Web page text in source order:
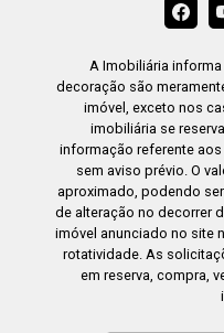
A Imobiliária
decoração são
imóvel, exceto nos
imobiliária se
informação referente
sem aviso prévio. O
aproximado, podendo
de alteração no decorrer
imóvel anunciado no site
rotatividade. As
em reserva, compra,